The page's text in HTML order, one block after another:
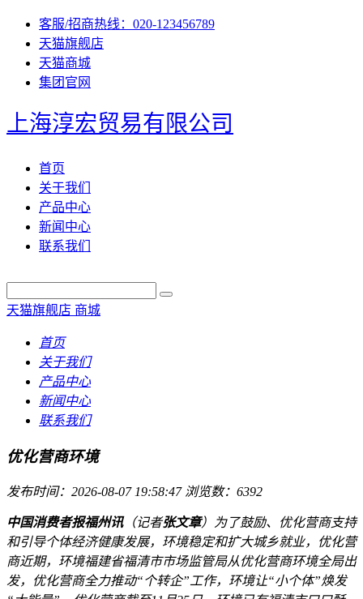
客服/招商热线：020-123456789
天猫旗舰店
天猫商城
集团官网
上海淳宏贸易有限公司
首页
关于我们
产品中心
新闻中心
联系我们
天猫旗舰店 商城
首页
关于我们
产品中心
新闻中心
联系我们
优化营商环境
发布时间：2026-08-07 19:58:47 浏览数：6392
中国消费者报福州讯（记者张文章）为了鼓励、优化营商支持
和引导个体经济健康发展，环境稳定和扩大城乡就业，优化营
商近期，环境福建省福清市市场监管局从优化营商环境全局出
发，优化营商全力推动“个转企”工作，环境让“小个体”焕发